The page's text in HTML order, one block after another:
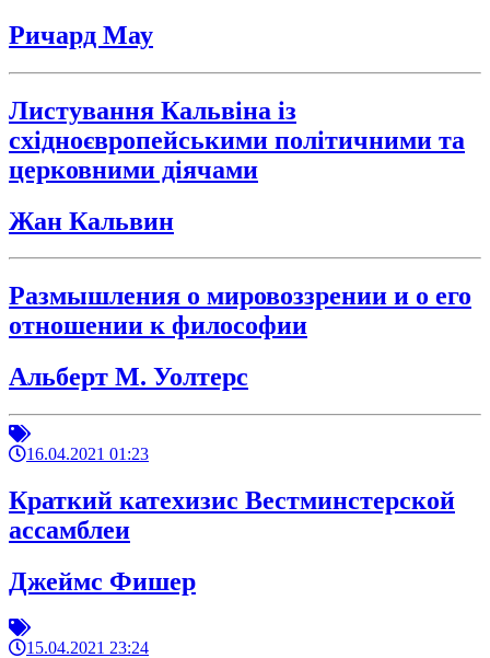
Ричард Мау
Листування Кальвіна із
східноєвропейськими політичними та
церковними діячами
Жан Кальвин
Размышления о мировоззрении и о его
отношении к философии
Альберт М. Уолтерс
16.04.2021 01:23
Краткий катехизис Вестминстерской
ассамблеи
Джеймс Фишер
15.04.2021 23:24